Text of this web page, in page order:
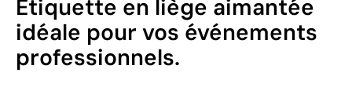
Étiquette en liège aimantée
idéale pour vos événements
professionnels.